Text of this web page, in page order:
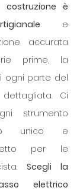
è
e
accurata
prime, la
ogni parte del
Ci
strumento
unico e
per le
Scegli la
elettrico